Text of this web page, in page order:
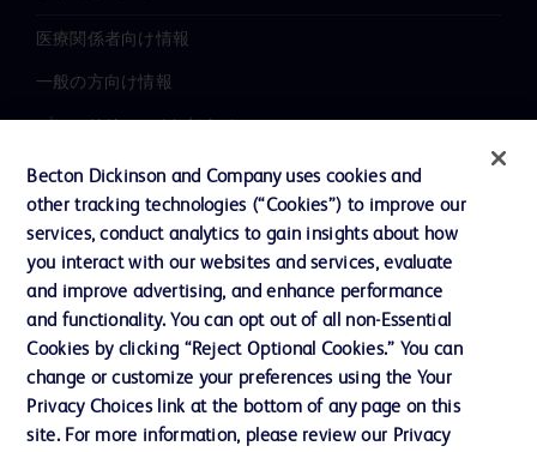
医療関係者向け情報
一般の方向け情報
プレスリリース / お知らせ
インクルージョン、ダイバー
シティ ＆ エクイティ
投資家向け情報（英語）
会社案内
お問い合わせ
Cookie Preferences
Becton Dickinson and Company uses cookies and
other tracking technologies (“Cookies”) to improve our
services, conduct analytics to gain insights about how
you interact with our websites and services, evaluate
and improve advertising, and enhance performance
and functionality. You can opt out of all non-Essential
Cookies by clicking “Reject Optional Cookies.” You can
change or customize your preferences using the Your
Privacy Choices link at the bottom of any page on this
site. For more information, please review our Privacy